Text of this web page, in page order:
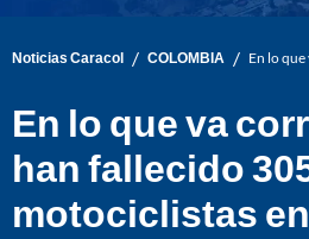
Noticias Caracol / COLOMBIA / En lo
En lo que va
han fallecido
motociclistas